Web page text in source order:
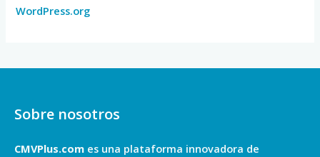
WordPress.org
Sobre nosotros
CMVPlus.com es una plataforma innovadora de